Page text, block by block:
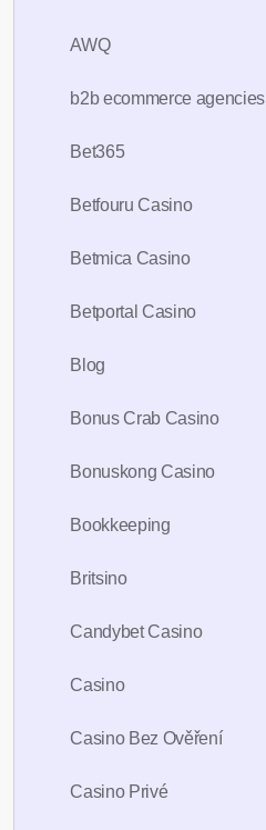
AWQ
b2b ecommerce agencies
Bet365
Betfouru Casino
Betmica Casino
Betportal Casino
Blog
Bonus Crab Casino
Bonuskong Casino
Bookkeeping
Britsino
Candybet Casino
Casino
Casino Bez Ověření
Casino Privé